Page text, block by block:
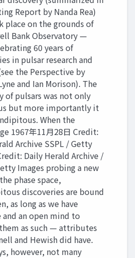
Report by Nanda Rea)
place on the grounds of
Bank Observatory —
60 years of
in pulsar research and
the Perspective by
and Ian Morison). The
of pulsars was not only
but more importantly it
When the
1967年11月28日 Credit:
Archive SSPL / Getty
Daily Herald Archive /
Images probing a new
phase space,
discoveries are bound
as long as we have
and an open mind to
as such — attributes
and Hewish did have.
however, not many